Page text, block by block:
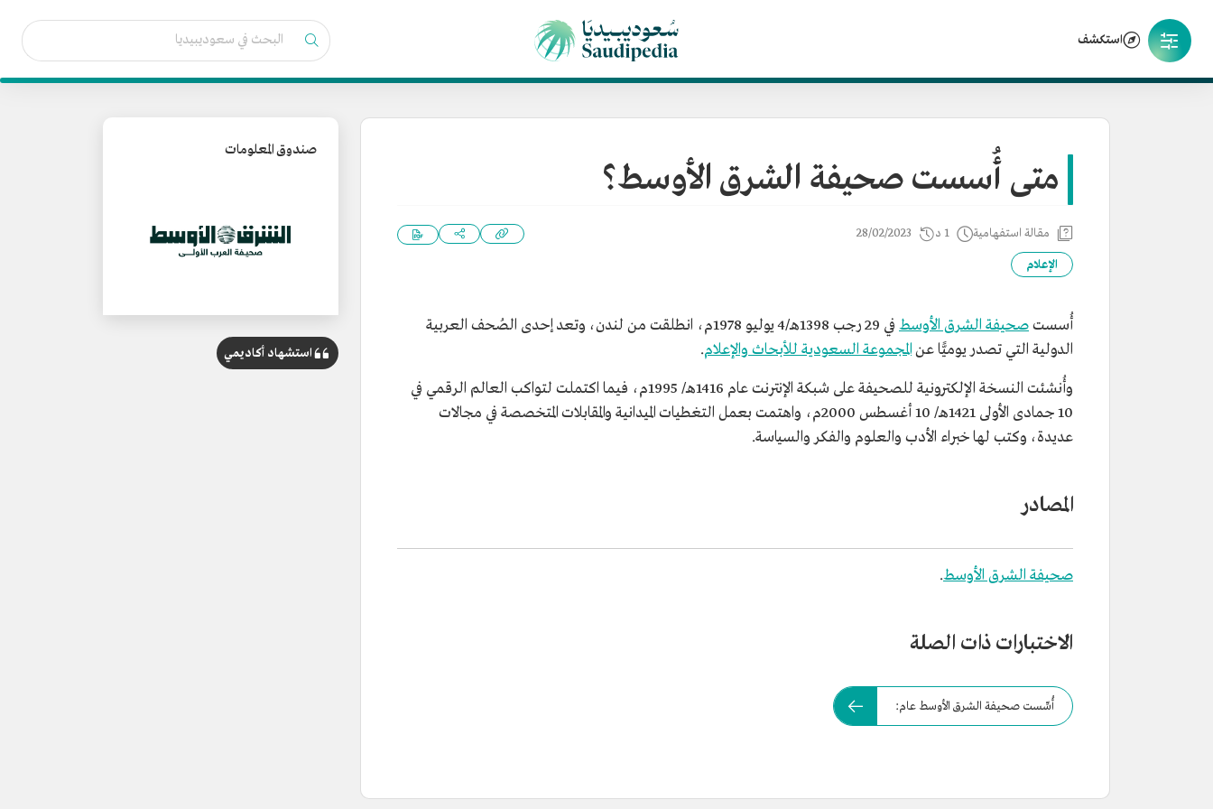
استكشف
متى أُسست صحيفة الشرق الأوسط؟
مقالة استفهامية 1 د 28/02/2023
الإعلام
أُسستصحيفة الشرق الأوسط
في 29 رجب 1398هـ/4 يوليو 1978م، انطلقت من لندن، وتعد إحدى الصُحف العربية
الدولية التي تصدر يوميًّا عنالمجموعة السعودية للأبحاث والإعلام.
وأُنشئت النسخة الإلكترونية للصحيفة على شبكة الإنترنت عام 1416هـ/ 1995م، فيما اكتملت لتواكب العالم الرقمي في
10 جمادى الأولى 1421هـ/ 10 أغسطس 2000م، واهتمت بعمل التغطيات الميدانية والمقابلات المتخصصة في مجالات
عديدة، وكتب لها خبراء الأدب والعلوم والفكر والسياسة.
المصادر
صحيفة الشرق الأوسط.
الاختبارات ذات الصلة
أُسِّست صحيفة الشرق الأوسط عام:
صندوق المعلومات
استشهاد أكاديمي